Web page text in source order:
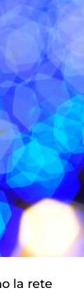
la rete